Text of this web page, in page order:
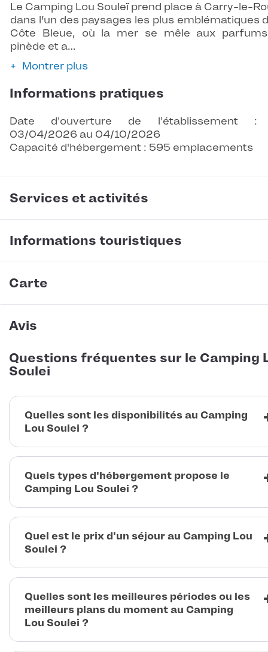
Le Camping Lou Souleï prend place à Carry-le-
dans l’un des paysages les plus emblématiques
Côte Bleue, où la mer se mêle aux
pinède et a…
Montrer plus
Informations pratiques
Date d'ouverture de l'établissement :
03/04/2026 au 04/10/2026
Capacité d'hébergement : 595 emplacements
Services et activités
Informations touristiques
Carte
Avis
Questions fréquentes sur le Camping
Soulei
Quelles sont les disponibilités au Camping
Lou Soulei ?
Quels types d'hébergement propose le
Camping Lou Soulei ?
Quel est le prix d'un séjour au Camping Lou
Soulei ?
Quelles sont les meilleures périodes ou les
meilleurs plans du moment au Camping
Lou Soulei ?